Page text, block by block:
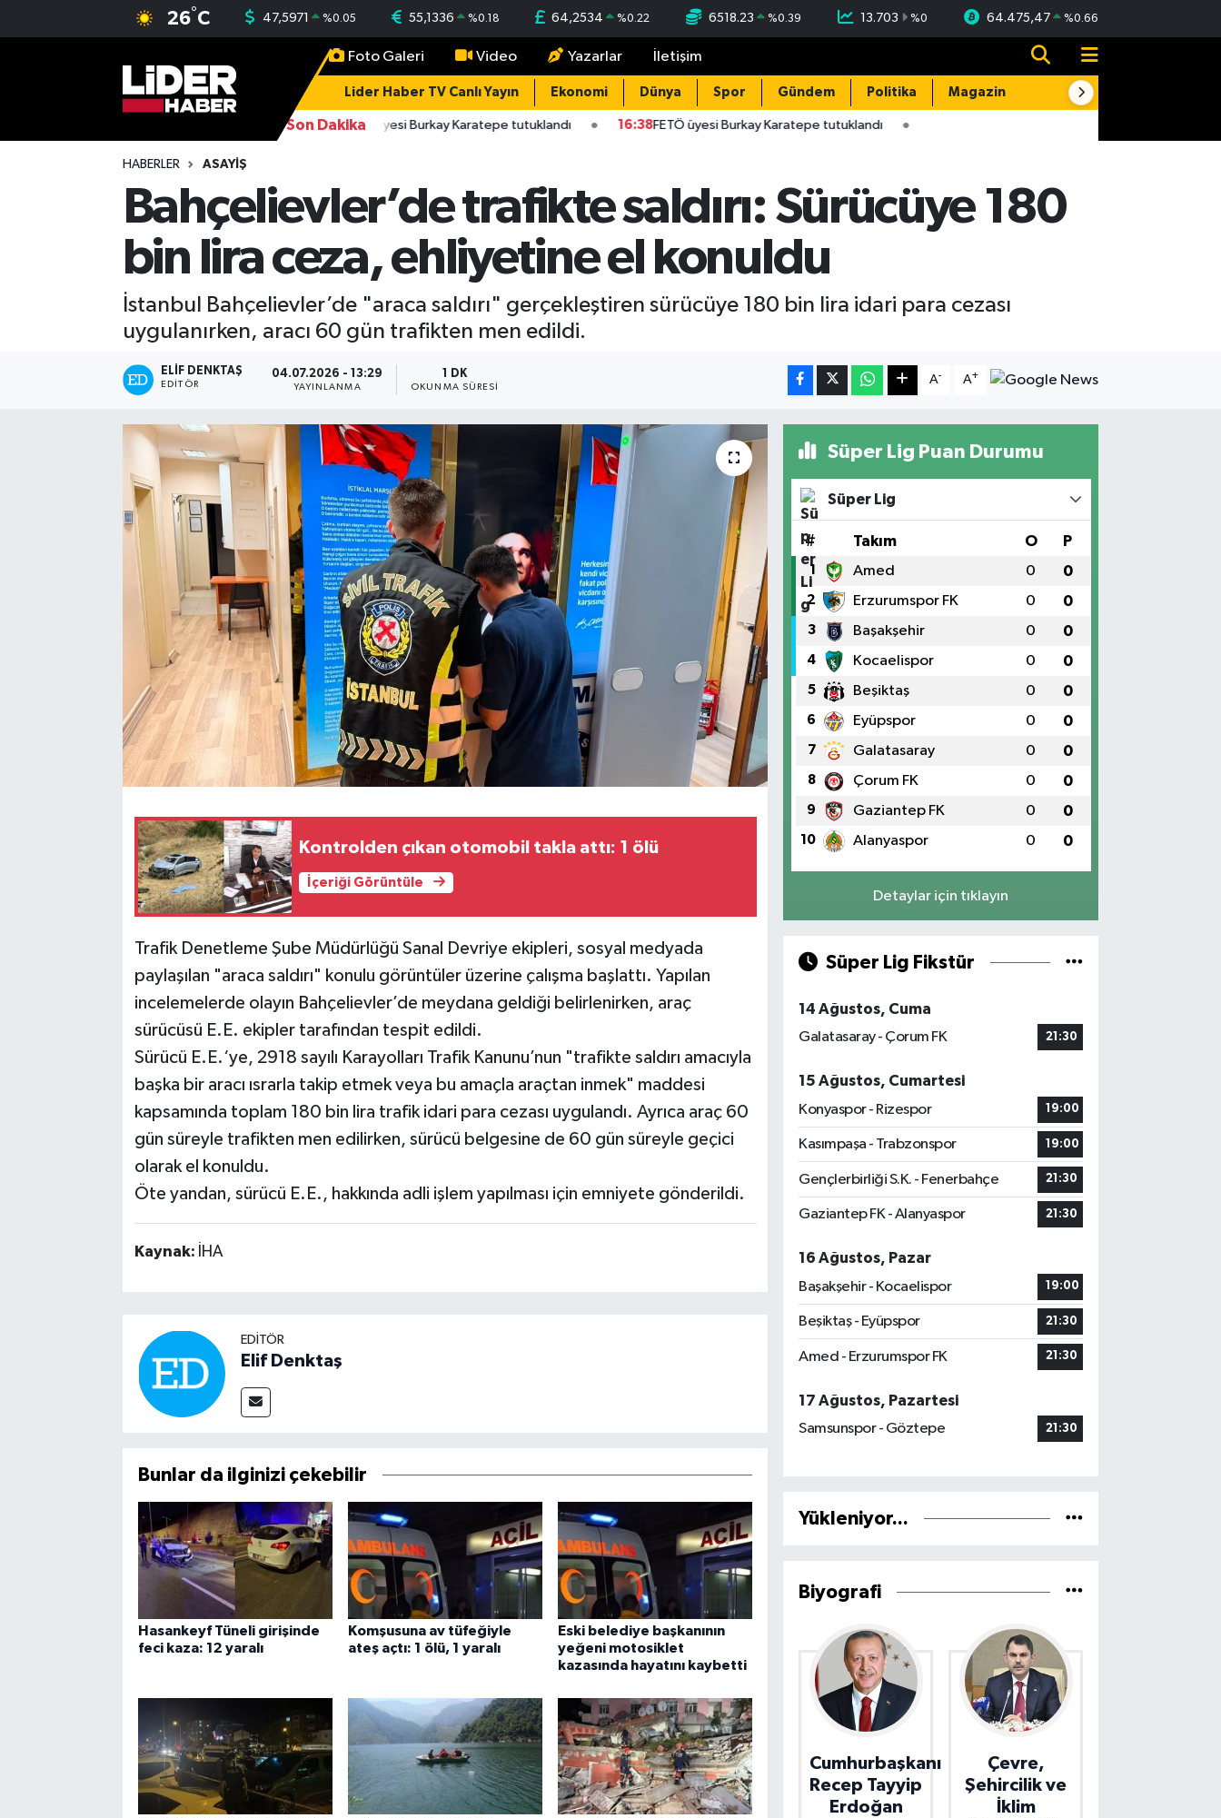
26°C 47,5971 %0.05 55,1336 %0.18 64,2534 %0.22 6518.23 %0.39 13.703 %0 64.475,47 %0.66
Foto Galeri Video Yazarlar İletişim
Lider Haber TV Canlı Yayın Ekonomi Dünya Spor Gündem Politika Magazin Resmi İlanlar
Son Dakika
16:38 FETÖ üyesi Burkay Karatepe tutuklandı 16:38FETÖ üyesi Burkay Karatepe tutuklandı
HABERLER ASAYIŞ
Bahçelievler’de trafikte saldırı: Sürücüye 180
bin lira ceza, ehliyetine el konuldu
İstanbul Bahçelievler’de "araca saldırı" gerçekleştiren sürücüye 180 bin lira idari para cezası
uygulanırken, aracı 60 gün trafikten men edildi.
ELIF DENKTAŞ
EDITÖR
04.07.2026 - 13:29
YAYINLANMA
1 DK
OKUNMA SÜRESI
A- A+
Kontrolden çıkan otomobil takla attı: 1 ölü
İçeriği Görüntüle
Trafik Denetleme Şube Müdürlüğü Sanal Devriye ekipleri, sosyal medyada
paylaşılan "araca saldırı" konulu görüntüler üzerine çalışma başlattı. Yapılan
incelemelerde olayın Bahçelievler’de meydana geldiği belirlenirken, araç
sürücüsü E.E. ekipler tarafından tespit edildi.
Sürücü E.E.‘ye, 2918 sayılı Karayolları Trafik Kanunu’nun "trafikte saldırı amacıyla
başka bir aracı ısrarla takip etmek veya bu amaçla araçtan inmek" maddesi
kapsamında toplam 180 bin lira trafik idari para cezası uygulandı. Ayrıca araç 60
gün süreyle trafikten men edilirken, sürücü belgesine de 60 gün süreyle geçici
olarak el konuldu.
Öte yandan, sürücü E.E., hakkında adli işlem yapılması için emniyete gönderildi.
Kaynak: İHA
EDITÖR
Elif Denktaş
Bunlar da ilginizi çekebilir
Hasankeyf Tüneli girişinde
feci kaza: 12 yaralı
Komşusuna av tüfeğiyle
ateş açtı: 1 ölü, 1 yaralı
Eski belediye başkanının
yeğeni motosiklet
kazasında hayatını kaybetti
Süper Lig Puan Durumu
Süper Lig
# Takım O P
1 Amed 0 0
2 Erzurumspor FK 0 0
3 Başakşehir 0 0
4 Kocaelispor 0 0
5 Beşiktaş 0 0
6 Eyüpspor 0 0
7 Galatasaray 0 0
8 Çorum FK 0 0
9 Gaziantep FK 0 0
10 Alanyaspor 0 0
Detaylar için tıklayın
Süper Lig Fikstür
14 Ağustos, Cuma
Galatasaray - Çorum FK
21:30
15 Ağustos, Cumartesi
Konyaspor - Rizespor
19:00
Kasımpaşa - Trabzonspor 19:00
Gençlerbirliği S.K. - Fenerbahçe 21:30
Gaziantep FK - Alanyaspor 21:30
16 Ağustos, Pazar
Başakşehir - Kocaelispor
19:00
Beşiktaş - Eyüpspor 21:30
Amed - Erzurumspor FK 21:30
17 Ağustos, Pazartesi
Samsunspor - Göztepe
21:30
Yükleniyor...
Biyografi
Cumhurbaşkanı
Recep Tayyip
Erdoğan
Çevre,
Şehircilik ve
İklim
Kültür - Sanat
Lider Haber TV Canlı Yayın izle
Nöbetçi Eczaneler
Hava Durumu
İstanbul Namaz Vakitleri
Trafik Durumu
Süper Lig Puan Durumu ve Fikstür
Tüm Manşetler
Son Dakika Haberleri
Haber Arşivi